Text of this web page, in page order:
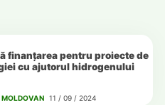
finanțarea pentru proiecte de
cu ajutorul hidrogenului
11 / 09 / 2024